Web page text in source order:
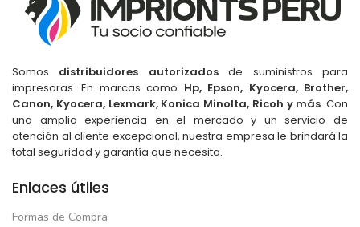
Somos distribuidores autorizadosde suministros para
impresoras. En marcas como Hp, Epson, Kyocera, Brother,
Canon, Kyocera, Lexmark, Konica Minolta, Ricoh y más. Con
una amplia experiencia en el mercado y un servicio de
atención al cliente excepcional, nuestra empresa le brindará la
total seguridad y garantía que necesita.
Enlaces útiles
Formas de Compra